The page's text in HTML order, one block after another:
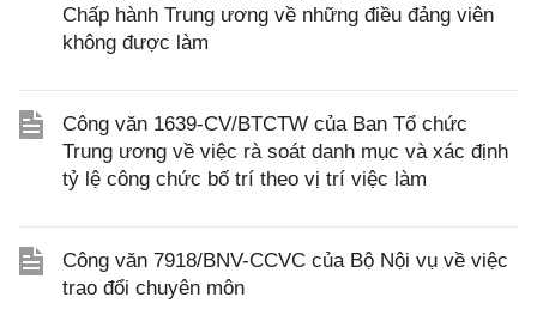
Chấp hành Trung ương về những điều đảng viên
không được làm
Công văn 1639-CV/BTCTW của Ban Tổ chức
Trung ương về việc rà soát danh mục và xác định
tỷ lệ công chức bố trí theo vị trí việc làm
Công văn 7918/BNV-CCVC của Bộ Nội vụ về việc
trao đổi chuyên môn